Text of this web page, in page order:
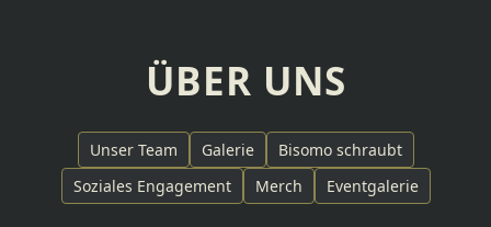
ÜBER UNS
Unser Team Galerie
Bisomo schraubt
Soziales Engagement
Merch Eventgalerie